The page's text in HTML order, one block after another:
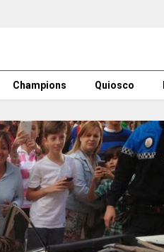
Champions Quiosco